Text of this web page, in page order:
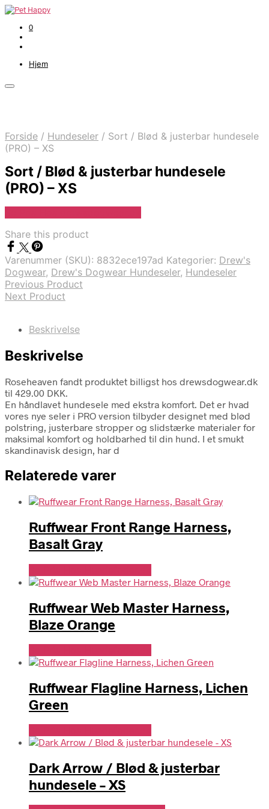
0
Hjem
Forside / Hundeseler / Sort / Blød & justerbar hundesele
(PRO) – XS
Sort / Blød & justerbar hundesele
(PRO) – XS
Share this product
Varenummer (SKU): 8832ece197ad Kategorier: Drew's
Dogwear, Drew's Dogwear Hundeseler, Hundeseler
Previous Product
Next Product
Beskrivelse
Beskrivelse
Roseheaven fandt produktet billigst hos drewsdogwear.dk
til 429.00 DKK.
En håndlavet hundesele med ekstra komfort. Det er hvad
vores nye seler i PRO version tilbyder designet med blød
polstring, justerbare stropper og slidstærke materialer for
maksimal komfort og holdbarhed til din hund. I et smukt
skandinavisk design, har d
Relaterede varer
Ruffwear Front Range Harness,
Basalt Gray
Ruffwear Web Master Harness,
Blaze Orange
Ruffwear Flagline Harness, Lichen
Green
Dark Arrow / Blød & justerbar
hundesele – XS